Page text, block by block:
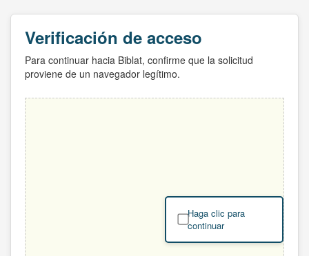
Verificación de acceso
Para continuar hacia Biblat, confirme que la solicitud
proviene de un navegador legítimo.
Haga clic para
continuar